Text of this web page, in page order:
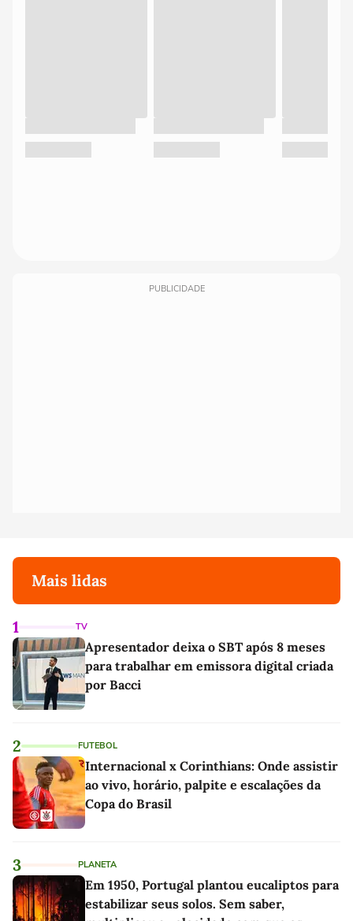
PUBLICIDADE
Mais lidas
1 TV
Apresentador deixa o SBT após 8 meses
para trabalhar em emissora digital criada
por Bacci
2 FUTEBOL
Internacional x Corinthians: Onde assistir
ao vivo, horário, palpite e escalações da
Copa do Brasil
3 PLANETA
Em 1950, Portugal plantou eucaliptos para
estabilizar seus solos. Sem saber,